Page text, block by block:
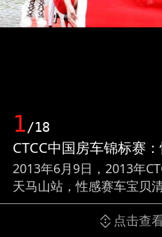
1/18
CTCC中国房车锦标赛
2013年6月9日，2013年
天马山站，性感赛车宝贝
点击查